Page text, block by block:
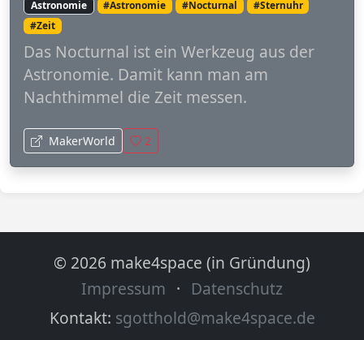
Astronomie #Astronomie #Nocturnal
#Sternuhr
#Zeit
Das Nocturnal ist ein Werkzeug aus der
Astronomie. Damit kann man am
Nachthimmel die Zeit messen.
MakerWorld 2
© 2026 make4space (in Gründung)
Impressum · Datenschutz
Kontakt: sgotthold@make4space.de